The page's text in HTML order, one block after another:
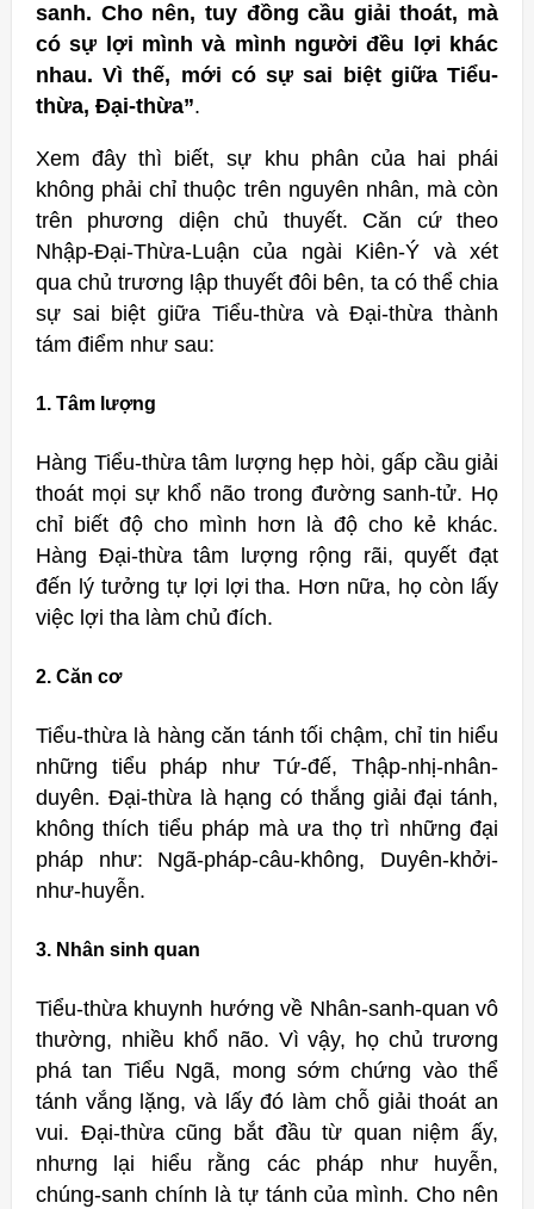
sanh. Cho nên, tuy đồng cầu giải thoát, mà
có sự lợi mình và mình người đều lợi khác
nhau. Vì thế, mới có sự sai biệt giữa Tiểu-
thừa, Đại-thừa”.
Xem đây thì biết, sự khu phân của hai phái
không phải chỉ thuộc trên nguyên nhân, mà còn
trên phương diện chủ thuyết. Căn cứ theo
Nhập-Đại-Thừa-Luận của ngài Kiên-Ý và xét
qua chủ trương lập thuyết đôi bên, ta có thể chia
sự sai biệt giữa Tiểu-thừa và Đại-thừa thành
tám điểm như sau:
1. Tâm lượng
Hàng Tiểu-thừa tâm lượng hẹp hòi, gấp cầu giải
thoát mọi sự khổ não trong đường sanh-tử. Họ
chỉ biết độ cho mình hơn là độ cho kẻ khác.
Hàng Đại-thừa tâm lượng rộng rãi, quyết đạt
đến lý tưởng tự lợi lợi tha. Hơn nữa, họ còn lấy
việc lợi tha làm chủ đích.
2. Căn cơ
Tiểu-thừa là hàng căn tánh tối chậm, chỉ tin hiểu
những tiểu pháp như Tứ-đế, Thập-nhị-nhân-
duyên. Đại-thừa là hạng có thắng giải đại tánh,
không thích tiểu pháp mà ưa thọ trì những đại
pháp như: Ngã-pháp-câu-không, Duyên-khởi-
như-huyễn.
3. Nhân sinh quan
Tiểu-thừa khuynh hướng về Nhân-sanh-quan vô
thường, nhiều khổ não. Vì vậy, họ chủ trương
phá tan Tiểu Ngã, mong sớm chứng vào thể
tánh vắng lặng, và lấy đó làm chỗ giải thoát an
vui. Đại-thừa cũng bắt đầu từ quan niệm ấy,
nhưng lại hiểu rằng các pháp như huyễn,
chúng-sanh chính là tự tánh của mình. Cho nên